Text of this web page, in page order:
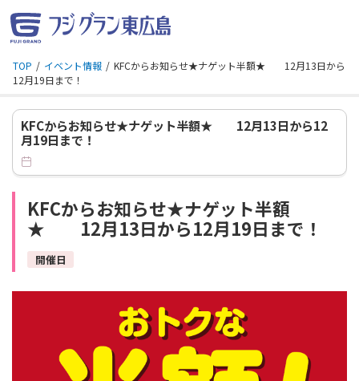
TOP イベント情報
KFCからお知らせ★ナゲット半額★ 12月13日から
12月19日まで！
KFCからお知らせ★ナゲット半額★ 12月13日から12
月19日まで！
KFCからお知らせ★ナゲット半額
★ 12月13日から12月19日まで！
開催日